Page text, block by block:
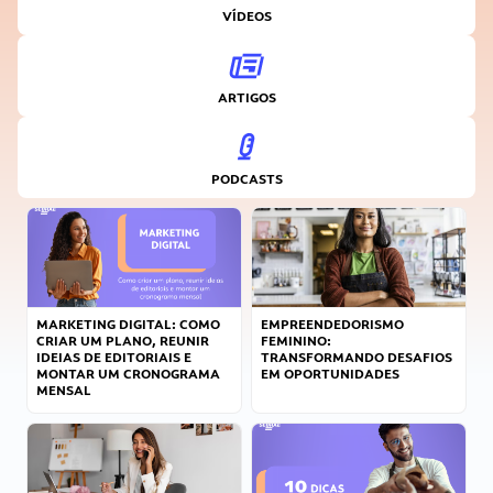
VÍDEOS
ARTIGOS
PODCASTS
MARKETING DIGITAL: COMO
CRIAR UM PLANO, REUNIR
IDEIAS DE EDITORIAIS E
MONTAR UM CRONOGRAMA
MENSAL
EMPREENDEDORISMO
FEMININO:
TRANSFORMANDO DESAFIOS
EM OPORTUNIDADES